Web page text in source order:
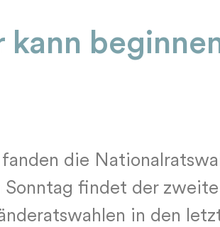
kann
die
Sonntag findet der zweite
in den